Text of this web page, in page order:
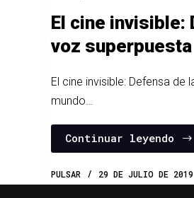
El cine invisible:
voz superpuesta
El cine invisible: Defensa de
mundo…
Continuar leyendo
PULSAR 29 DE JULIO DE 2019